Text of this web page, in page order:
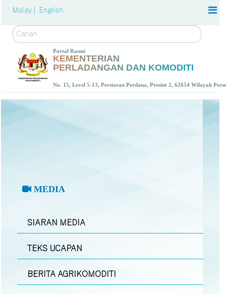
Malay | English
Carian
Portal Rasmi
KEMENTERIAN
PERLADANGAN DAN KOMODITI
No. 15, Level 5-13, Persiaran Perdana, Presint 2, 62654 Wilayah
MEDIA
SIARAN MEDIA
TEKS UCAPAN
BERITA AGRIKOMODITI